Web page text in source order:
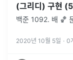
(그리디) 구현
백준 1092. 배 🏀
2020년 10월 5일 · 0